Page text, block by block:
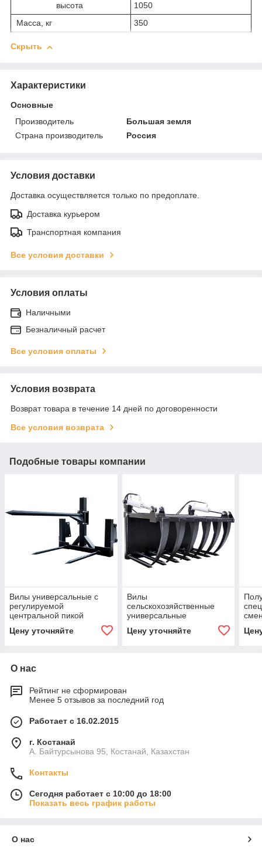
высота
1050
Масса, кг
350
Скрыть
Характеристики
Основные
Производитель
Большая земля
Страна производитель
Россия
Условия доставки
Доставка осуществляется только по предоплате.
Доставка курьером
Транспортная компания
Все условия доставки
Условия оплаты
Наличными
Безналичный расчет
Все условия оплаты
Условия возврата
Возврат товара в течение 14 дней по договоренности
Все условия возврата
Подобные товары компании
Вилы универсальные с
регулируемой
центральной пикой
Цену уточняйте
Вилы
сельскохозяйственные
универсальные
Цену уточняйте
О нас
Рейтинг не сформирован
Менее 5 отзывов за последний год
Работает с 16.02.2015
г. Костанай
А. Байтурсынова 95, Костанай, Казахстан
Контакты
Сегодня работает с 10:00 до 18:00
Показать весь график работы
О нас